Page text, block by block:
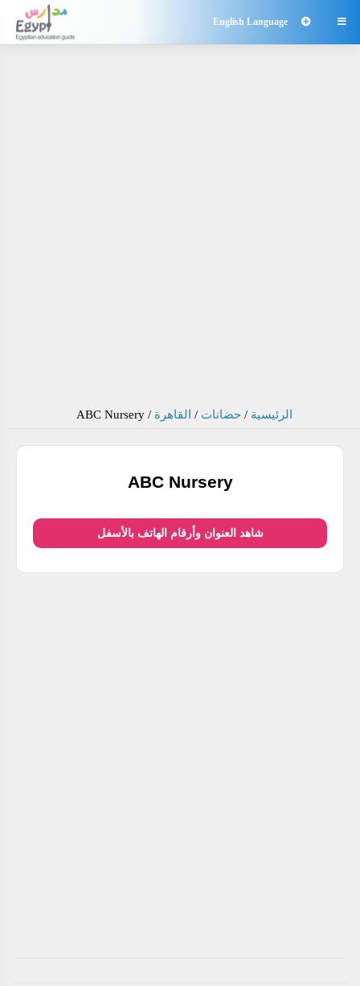

English Language
الرئيسية / حضانات / القاهرة /
ABC Nursery
ABC Nursery
شاهد العنوان وأرقام الهاتف بالأسفل